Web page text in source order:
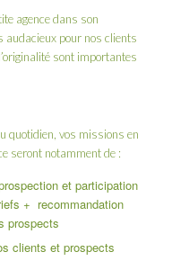
agence dans son
audacieux pour nos clients
sont importantes
quotidien, vos missions en
seront notamment de :
et participation
+ recommandation
prospects
clients et prospects